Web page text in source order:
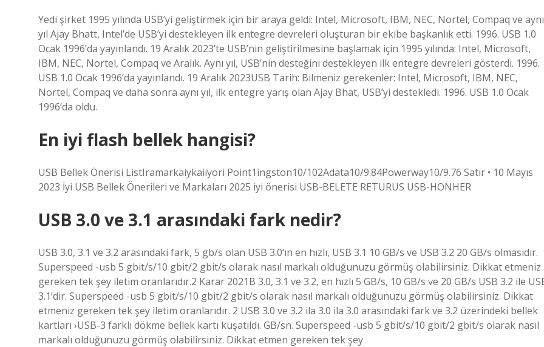
Yedi şirket 1995 yılında USB’yi geliştirmek için bir araya geldi: Intel, Microsoft, IBM, NEC, Nortel, Compaq ve aynı
yıl Ajay Bhatt, Intel’de USB’yi destekleyen ilk entegre devreleri oluşturan bir ekibe başkanlık etti. 1996. USB 1.0
Ocak 1996’da yayınlandı. 19 Aralık 2023’te USB’nin geliştirilmesine başlamak için 1995 yılında: Intel, Microsoft,
IBM, NEC, Nortel, Compaq ve Aralık. Aynı yıl, USB’nin desteğini destekleyen ilk entegre devreleri gösterdi. 1996.
USB 1.0 Ocak 1996’da yayınlandı. 19 Aralık 2023USB Tarih: Bilmeniz gerekenler: Intel, Microsoft, IBM, NEC,
Nortel, Compaq ve daha sonra aynı yıl, ilk entegre yarış olan Ajay Bhat, USB’yi destekledi. 1996. USB 1.0 Ocak
1996’da oldu.
En iyi flash bellek hangisi?
USB Bellek Önerisi ListIramarkaiykaiiyori Point1ingston10/102Adata10/9.84Powerway10/9.76 Satır • 10 Mayıs
2023 İyi USB Bellek Önerileri ve Markaları 2025 iyi önerisi USB-BELETE RETURUS USB-HONHER
USB 3.0 ve 3.1 arasındaki fark nedir?
USB 3.0, 3.1 ve 3.2 arasındaki fark, 5 gb/s olan USB 3.0’ın en hızlı, USB 3.1 10 GB/s ve USB 3.2 20 GB/s olmasıdır.
Superspeed -usb 5 gbit/s/10 gbit/2 gbit/s olarak nasıl markalı olduğunuzu görmüş olabilirsiniz. Dikkat etmeniz
gereken tek şey iletim oranlarıdır.2 Karar 2021B 3.0, 3.1 ve 3.2, en hızlı 5 GB/s, 10 GB/s ve 20 GB/s USB 3.2 ile
3.1’dir. Superspeed -usb 5 gbit/s/10 gbit/2 gbit/s olarak nasıl markalı olduğunuzu görmüş olabilirsiniz. Dikkat
etmeniz gereken tek şey iletim oranlarıdır. 2 USB 3.0 ve 3.2 ila 3.0 ila 3.0 arasındaki fark ve 3.2 üzerindeki bellek
kartları ›USB-3 farklı dökme bellek kartı kuşatıldı. GB/sn. Superspeed -usb 5 gbit/s/10 gbit/2 gbit/s olarak nasıl
markalı olduğunuzu görmüş olabilirsiniz. Dikkat etmen gereken tek şey